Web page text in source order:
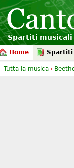
Spartiti
Home Spartiti
Tutta la musica